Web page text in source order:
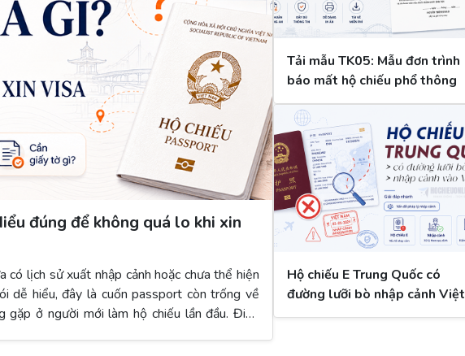
đúng để không quá lo khi xin
có lịch sử xuất nhập cảnh hoặc chưa thể hiện
dễ hiểu, đây là cuốn passport còn trống về
ở người mới làm hộ chiếu lần đầu. Điều
Tải mẫu TK05: Mẫu đơn trình
báo mất hộ chiếu phổ thông
Hộ chiếu E Trung Quốc có
đường lưỡi bò nhập cảnh Việt
Nam?